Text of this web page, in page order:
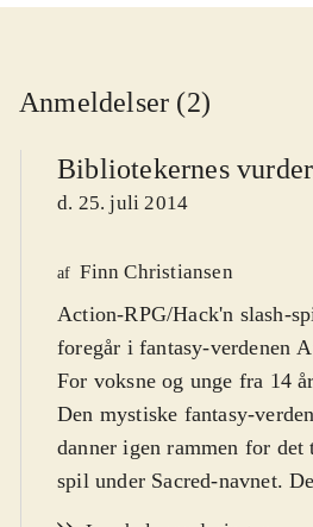
Anmeldelser (2)
Bibliotekernes
d. 25. juli 2014
af Finn Christiansen
Action-RPG/Hack'n slash-
foregår i fantasy-verdenen
For voksne og unge fra 14 år
Den mystiske fantasy-
danner igen rammen for det
spil under Sacred-navnet.